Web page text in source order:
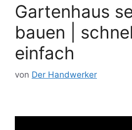
Gartenhaus
bauen |
einfach
von Der Handwerker